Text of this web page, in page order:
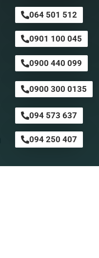
064 501 512
0901 100 045
0900 440 099
0900 300 0135
094 573 637
094 250 407